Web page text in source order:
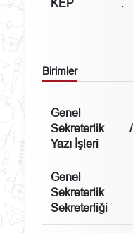
KEP :
Birimler
Genel
Sekreterlik /
Yazı İşleri
Genel
Sekreterlik
Sekreterliği